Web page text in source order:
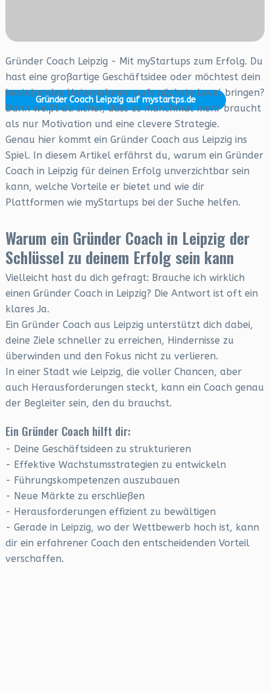
Gründer Coach Leipzig auf mystartps.de
Gründer Coach Leipzig - Mit myStartups zum Erfolg. Du
hast eine großartige Geschäftsidee oder möchtest dein
bestehendes Unternehmen aufs nächste Level bringen?
Dann weißt du sicher, dass es manchmal mehr braucht
als nur Motivation und eine clevere Strategie.
Genau hier kommt ein Gründer Coach aus Leipzig ins
Spiel. In diesem Artikel erfährst du, warum ein Gründer
Coach in Leipzig für deinen Erfolg unverzichtbar sein
kann, welche Vorteile er bietet und wie dir
Plattformen wie myStartups bei der Suche helfen.
Warum ein Gründer Coach in Leipzig der
Schlüssel zu deinem Erfolg sein kann
Vielleicht hast du dich gefragt: Brauche ich wirklich
einen Gründer Coach in Leipzig? Die Antwort ist oft ein
klares Ja.
Ein Gründer Coach aus Leipzig unterstützt dich dabei,
deine Ziele schneller zu erreichen, Hindernisse zu
überwinden und den Fokus nicht zu verlieren.
In einer Stadt wie Leipzig, die voller Chancen, aber
auch Herausforderungen steckt, kann ein Coach genau
der Begleiter sein, den du brauchst.
Ein Gründer Coach hilft dir:
- Deine Geschäftsideen zu strukturieren
- Effektive Wachstumsstrategien zu entwickeln
- Führungskompetenzen auszubauen
- Neue Märkte zu erschließen
- Herausforderungen effizient zu bewältigen
- Gerade in Leipzig, wo der Wettbewerb hoch ist, kann
dir ein erfahrener Coach den entscheidenden Vorteil
verschaffen.